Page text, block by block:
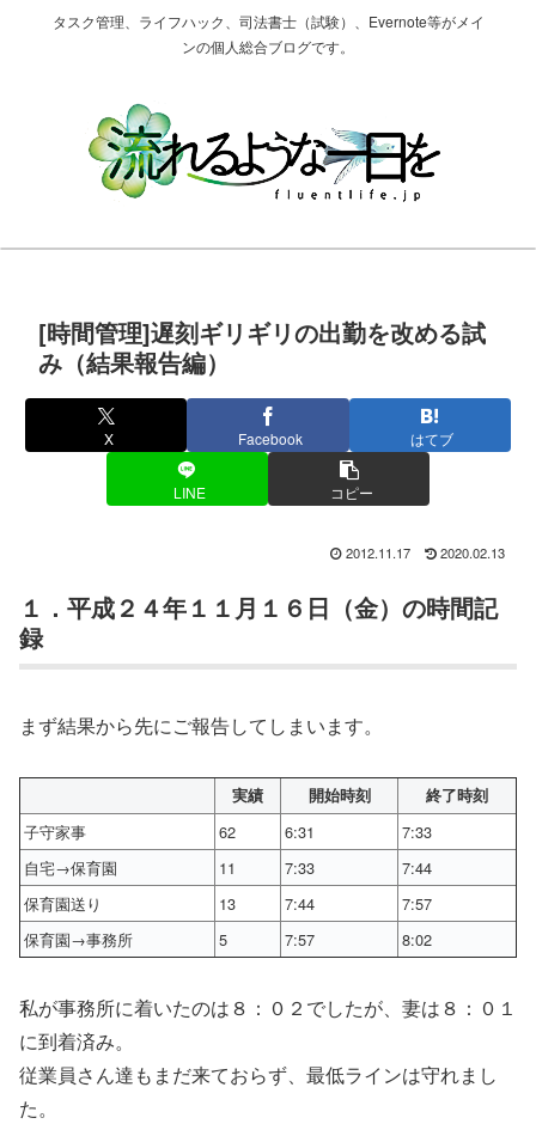
タスク管理、ライフハック、司法書士（試験）、Evernote等がメイ
ンの個人総合ブログです。
[時間管理]遅刻ギリギリの出勤を改める試
み（結果報告編）
X Facebook はてブ
LINE コピー
2012.11.17 2020.02.13
１．平成２４年１１月１６日（金）の時間記
録
まず結果から先にご報告してしまいます。
実績 開始時刻 終了時刻
子守家事 62 6:31
7:33
自宅→保育園
11 7:33
7:44
保育園送り
13 7:44
7:57
保育園→事務所
5 7:57 8:02
私が事務所に着いたのは８：０２でしたが、妻は８：０１
に到着済み。
従業員さん達もまだ来ておらず、最低ラインは守れまし
た。